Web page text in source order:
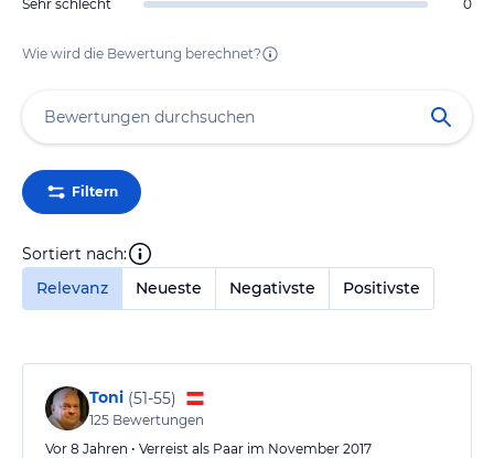
Sehr schlecht
0
Wie wird die Bewertung berechnet?
Filtern
Sortiert nach:
Relevanz
Neueste Negativste Positivste
Toni (51-55)
125 Bewertungen
Vor 8 Jahren • Verreist als Paar im November 2017